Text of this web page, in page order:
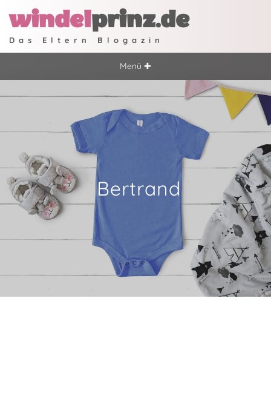
windelprinz.de
Das Eltern Blogazin
Menü ✚
Bertrand